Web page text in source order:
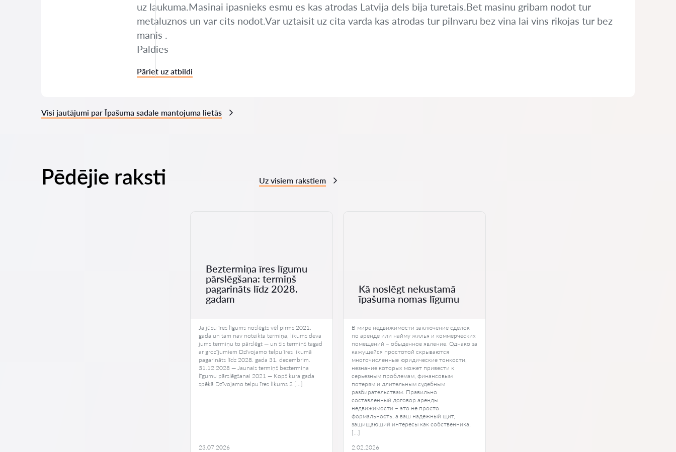
uz laukuma.Masinai ipasnieks esmu es kas atrodas Latvija dels bija turetais.Bet masinu gribam nodot tur
metaluznos un var cits nodot.Var uztaisit uz cita varda kas atrodas tur pilnvaru bez vina lai vins rikojas tur bez
manis .
Paldies
Pāriet uz atbildi
Visi jautājumi par Īpašuma sadale mantojuma lietās
Pēdējie raksti Uz visiem rakstiem
Beztermiņa īres līgumu
pārslēgšana: termiņš
pagarināts līdz 2028.
gadam
Ja jūsu īres līgums noslēgts vēl pirms 2021.
gada un tam nav noteikta termiņa, likums deva
jums termiņu to pārslēgt — un šis termiņš tagad
ar grozījumiem Dzīvojamo telpu īres likumā
pagarināts līdz 2028. gada 31. decembrim.
31.12.2028 — Jaunais termiņš beztermiņa
līgumu pārslēgšanai 2021 — Kopš kura gada
spēkā Dzīvojamo telpu īres likums 2 […]
23.07.2026
Kā noslēgt nekustamā
īpašuma nomas līgumu
В мире недвижимости заключение сделок
по аренде или найму жилья и коммерческих
помещений – обыденное явление. Однако за
кажущейся простотой скрываются
многочисленные юридические тонкости,
незнание которых может привести к
серьезным проблемам, финансовым
потерям и длительным судебным
разбирательствам. Правильно
составленный договор аренды
недвижимости – это не просто
формальность, а ваш надежный щит,
защищающий интересы как собственника,
[…]
2.02.2026